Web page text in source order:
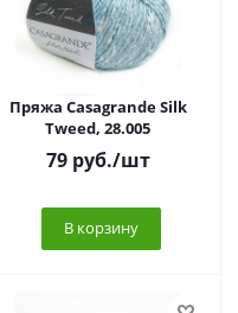
Пряжа Casagrande Silk
Tweed, 28.005
79руб./шт
В корзину